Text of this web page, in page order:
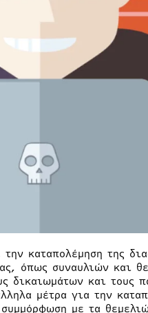
καταπολέμηση της
όπως συναυλιών και
δικαιωμάτων και τους
μέτρα για την
με τα